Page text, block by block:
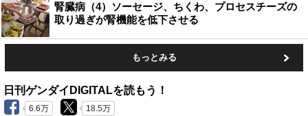
腎臓病（4）ソーセージ、ちくわ、プロセスチーズの
取り過ぎが腎機能を低下させる
もっとみる
日刊ゲンダイDIGITALを読もう！
6.6万 18.5万